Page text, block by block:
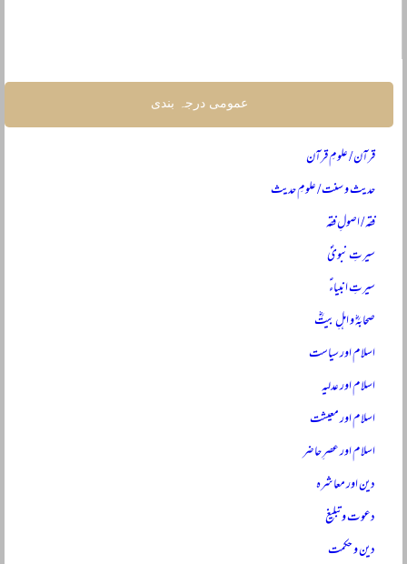
عمومی درجہ بندی
قرآن / علومِ قرآن
حدیث و سنت / علومِ حدیث
فقہ / اصولِ فقہ
سیرتِ نبویؐ
سیرتِ انبیاءؑ
صحابہؓ و اہلِ بیتؓ
اسلام اور سیاست
اسلام اور عدلیہ
اسلام اور معیشت
اسلام اور عصرِ حاضر
دین اور معاشرہ
دعوت و تبلیغ
دین و حکمت